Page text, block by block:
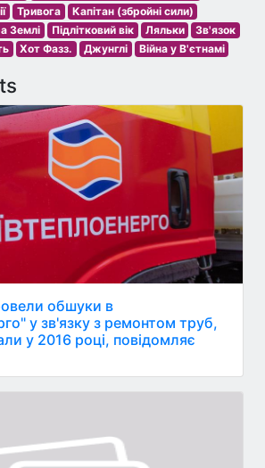
Тривога
Капітан (збройні сили)
Землі Підлітковий вік Ляльки
Зв'язок
Хот Фазз. Джунглі Війна у В'єтнамі
обшуки в
у зв'язку з ремонтом труб,
у 2016 році, повідомляє